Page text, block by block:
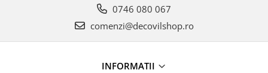
0746 080 067
comenzi@decovilshop.ro
INFORMATII